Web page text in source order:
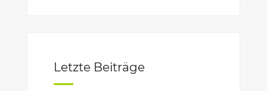
Letzte Beiträge